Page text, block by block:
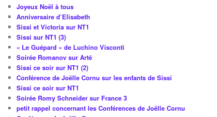
Joyeux Noël à tous
Anniversaire d’Elisabeth
Sissi et Victoria sur NT1
Sissi sur NT1 (3)
« Le Guépard » de Luchino Visconti
Soirée Romanov sur Arté
Sissi ce soir sur NT1 (2)
Conférence de Joëlle Cornu sur les enfants de Sissi
Sissi ce soir sur NT1
Soirée Romy Schneider sur France 3
petit rappel concernant les Conférences de Joëlle Cornu